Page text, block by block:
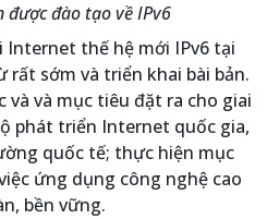
được đào tạo về IPv6
Internet thế hệ mới IPv6 tại
sớm và triển khai bài bản.
và mục tiêu đặt ra cho giai
phát triển Internet quốc gia,
quốc tế; thực hiện mục
ứng dụng công nghệ cao
bền vững.